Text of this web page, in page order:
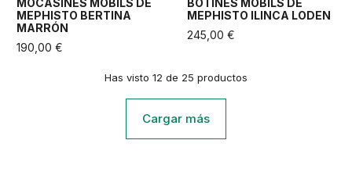
MOCASINES MOBILS DE
MEPHISTO BERTINA
MARRÓN
190,00 €
BOTINES MOBILS DE
MEPHISTO ILINCA LODEN
245,00 €
Has visto 12 de 25 productos
Cargar más